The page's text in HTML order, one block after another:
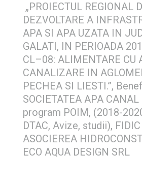
„PROIECTUL REGIONAL
DEZVOLTARE A
APA SI APA UZATA IN
GALATI, IN PERIOADA
CL–08: ALIMENTARE CU
CANALIZARE IN
PECHEA SI LIESTI.”,
SOCIETATEA APA CANAL
program POIM, (2018-
DTAC, Avize, studii),
ASOCIEREA
ECO AQUA DESIGN SRL